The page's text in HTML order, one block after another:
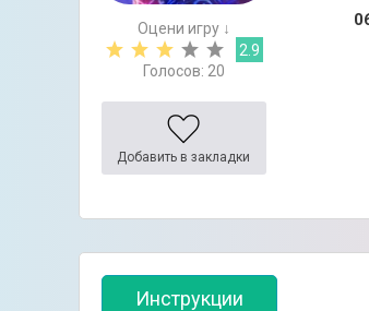
Оцени игру ↓
2.9
Голосов: 20
Добавить в закладки
Инструкции